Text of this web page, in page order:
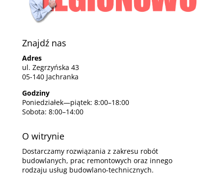
Znajdź nas
Adres
ul. Zegrzyńska 43
05-140 Jachranka
Godziny
Poniedziałek—piątek: 8:00–18:00
Sobota: 8:00–14:00
O witrynie
Dostarczamy rozwiązania z zakresu robót
budowlanych, prac remontowych oraz innego
rodzaju usług budowlano-technicznych.